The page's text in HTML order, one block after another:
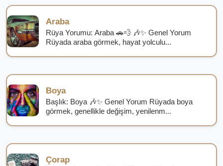
Araba
Rüya Yorumu: Araba 🚗💨 🎶✨ Genel Yorum
Rüyada araba görmek, hayat yolculu...
Boya
Başlık: Boya 🎶✨ Genel Yorum Rüyada boya
görmek, genellikle değişim, yenilenm...
Çorap